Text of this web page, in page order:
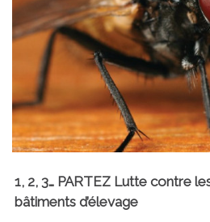
1, 2, 3… PARTEZ Lutte contre
bâtiments d’élevage